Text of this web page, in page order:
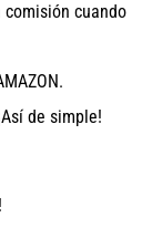
comisión cuando
de simple!